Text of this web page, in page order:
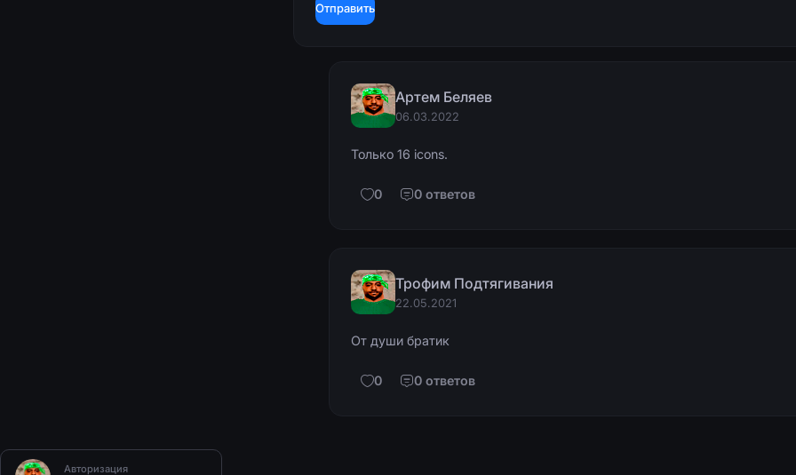
Авторизация
Отправить
Артем Беляев
06.03.2022
Только 16 icons.
0 0 ответов
Трофим Подтягивания
22.05.2021
От души братик
0 0 ответов